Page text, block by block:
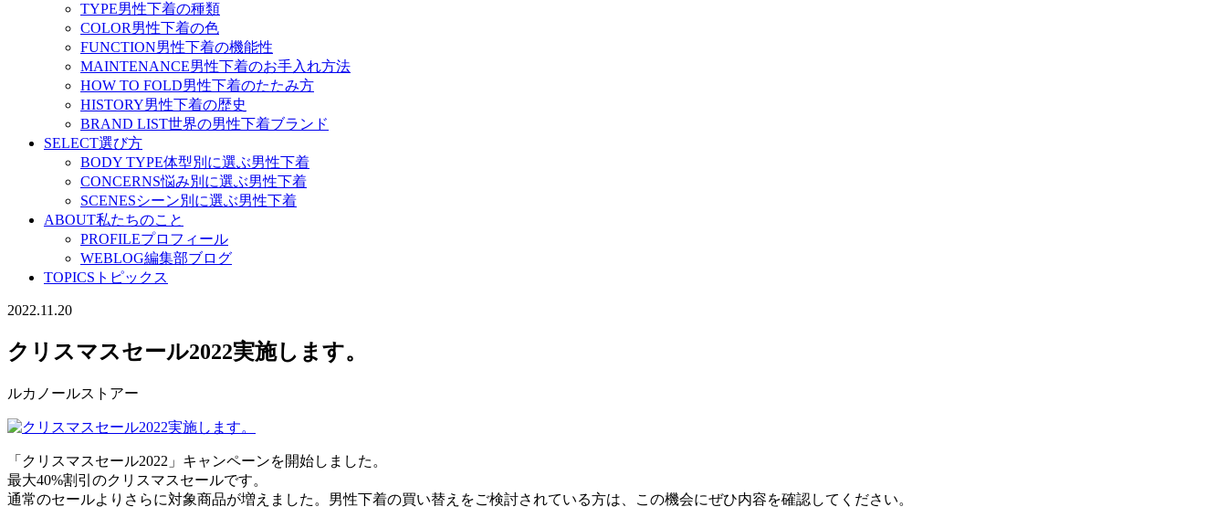
TYPE男性下着の種類
COLOR男性下着の色
FUNCTION男性下着の機能性
MAINTENANCE男性下着のお手入れ方法
HOW TO FOLD男性下着のたたみ方
HISTORY男性下着の歴史
BRAND LIST世界の男性下着ブランド
SELECT選び方
BODY TYPE体型別に選ぶ男性下着
CONCERNS悩み別に選ぶ男性下着
SCENESシーン別に選ぶ男性下着
ABOUT私たちのこと
PROFILEプロフィール
WEBLOG編集部ブログ
TOPICS トピックス
2022.11.20
クリスマスセール2022実施します。
ルカノールストアー
「クリスマスセール2022」キャンペーンを開始しました。
最大40%割引のクリスマスセールです。
通常のセールよりさらに対象商品が増えました。男性下着の買い替えをご検討されている方は、この機会にぜひ内容を確認してください。